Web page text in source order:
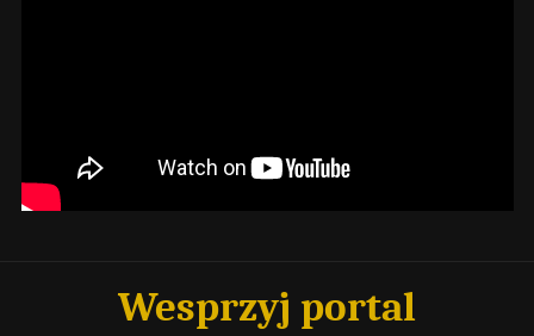
Wesprzyj portal